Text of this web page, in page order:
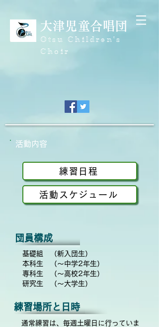
大津児童合唱団
​Otsu Children's
Choir
​活動内容
練習日程
活動スケジュール
​団員構成
基礎組 （新入団生）
本科生 （〜中学2年生）
専科生 （〜高校2年生）
​研究生 （〜大学生）
練習場所と日時
通常練習は、毎週土曜日に行っていま